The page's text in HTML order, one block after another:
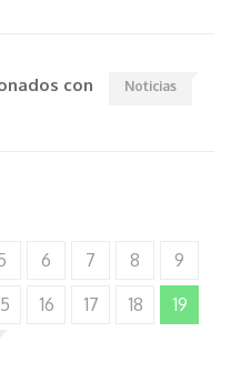
con Noticias
6 7 8
9
16 17 18 19